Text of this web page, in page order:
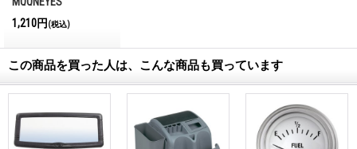
Magazine No.28 2026
1,210円 (税込)
この商品を買った人は、こんな商品も買っています